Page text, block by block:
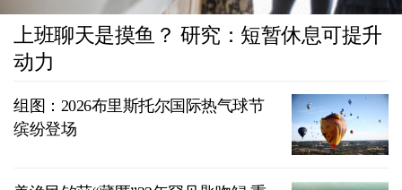
上班聊天是摸鱼？ 研究：短暂休息可提升
动力
组图：2026布里斯托尔国际热气球节
缤纷登场